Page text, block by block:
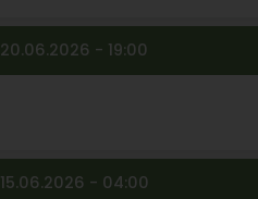
20.06.2026 - 19:00
15.06.2026 - 04:00